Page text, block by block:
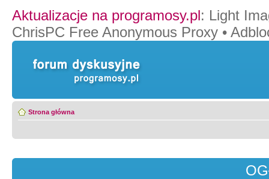
Aktualizacje na programosy.pl: Light
ChrisPC Free Anonymous Proxy •
Strona główna